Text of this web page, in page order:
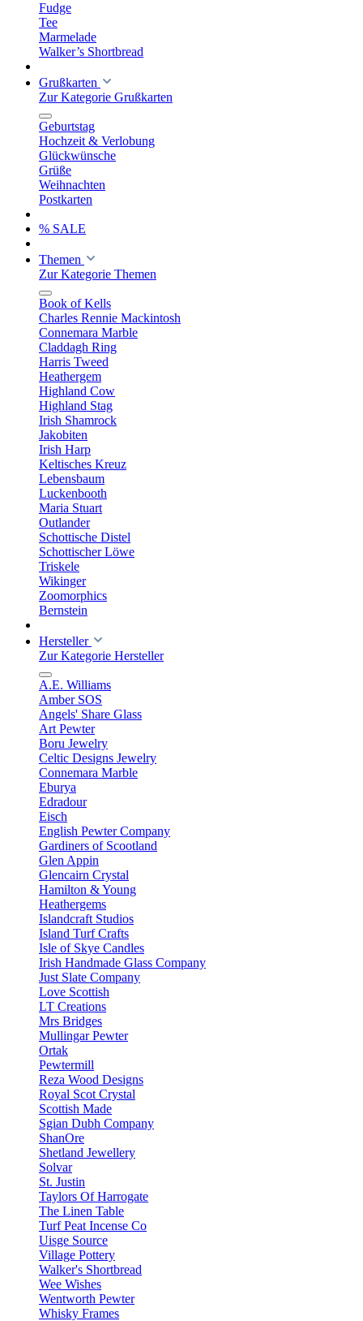
Fudge
Tee
Marmelade
Walker’s Shortbread
Grußkarten
Zur Kategorie Grußkarten
Geburtstag
Hochzeit & Verlobung
Glückwünsche
Grüße
Weihnachten
Postkarten
% SALE
Themen
Zur Kategorie Themen
Book of Kells
Charles Rennie Mackintosh
Connemara Marble
Claddagh Ring
Harris Tweed
Heathergem
Highland Cow
Highland Stag
Irish Shamrock
Jakobiten
Irish Harp
Keltisches Kreuz
Lebensbaum
Luckenbooth
Maria Stuart
Outlander
Schottische Distel
Schottischer Löwe
Triskele
Wikinger
Zoomorphics
Bernstein
Hersteller
Zur Kategorie Hersteller
A.E. Williams
Amber SOS
Angels' Share Glass
Art Pewter
Boru Jewelry
Celtic Designs Jewelry
Connemara Marble
Eburya
Edradour
Eisch
English Pewter Company
Gardiners of Scootland
Glen Appin
Glencairn Crystal
Hamilton & Young
Heathergems
Islandcraft Studios
Island Turf Crafts
Isle of Skye Candles
Irish Handmade Glass Company
Just Slate Company
Love Scottish
LT Creations
Mrs Bridges
Mullingar Pewter
Ortak
Pewtermill
Reza Wood Designs
Royal Scot Crystal
Scottish Made
Sgian Dubh Company
ShanOre
Shetland Jewellery
Solvar
St. Justin
Taylors Of Harrogate
The Linen Table
Turf Peat Incense Co
Uisge Source
Village Pottery
Walker's Shortbread
Wee Wishes
Wentworth Pewter
Whisky Frames